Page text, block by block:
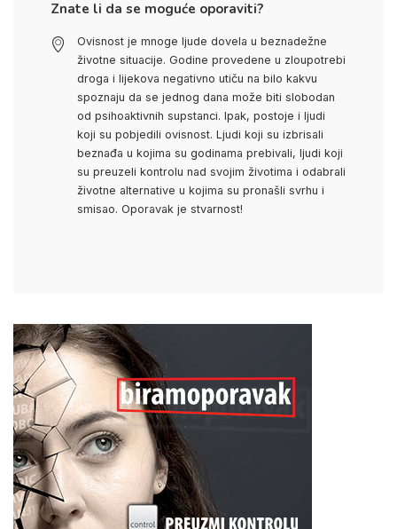
Znate li da se moguće oporaviti?
Ovisnost je mnoge ljude dovela u beznadežne
životne situacije. Godine provedene u zloupotrebi
droga i lijekova negativno utiču na bilo kakvu
spoznaju da se jednog dana može biti slobodan
od psihoaktivnih supstanci. Ipak, postoje i ljudi
koji su pobjedili ovisnost. Ljudi koji su izbrisali
beznađa u kojima su godinama prebivali, ljudi koji
su preuzeli kontrolu nad svojim životima i odabrali
životne alternative u kojima su pronašli svrhu i
smisao. Oporavak je stvarnost!